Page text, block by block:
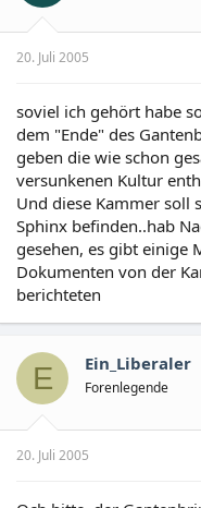
20. Juli 2005
soviel ich gehört habe
dem "Ende" des
geben die wie schon
versunkenen Kultur
Und diese Kammer soll
Sphinx befinden..hab
gesehen, es gibt einige
Dokumenten von der
berichteten
E Ein_Liberaler
Forenlegende
20. Juli 2005